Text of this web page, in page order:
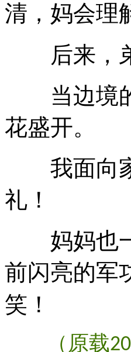
清，妈会理
后来，弟
当边境的
花盛开。
我面向家
礼！
妈妈也一
前闪亮的军
笑！
（原载